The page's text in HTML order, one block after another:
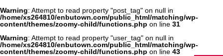
Warning: Attempt to read property "post_tag" on null in
/home/xs264810/enbutown.com/public_html/matching/wp-
content/themes/zoomy-child/functions.php on line 31
Warning: Attempt to read property "user_tag" on null in
/home/xs264810/enbutown.com/public_html/matching/wp-
content/themes/zoomy-child/functions.php on line 43